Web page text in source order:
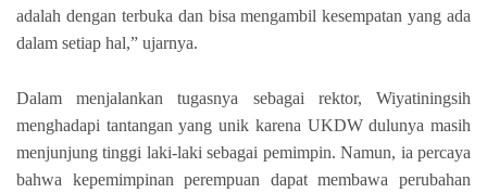
adalah dengan terbuka dan bisa mengambil kesempatan yang ada
dalam setiap hal,” ujarnya.
Dalam menjalankan tugasnya sebagai rektor, Wiyatiningsih
menghadapi tantangan yang unik karena UKDW dulunya masih
menjunjung tinggi laki-laki sebagai pemimpin. Namun, ia percaya
bahwa kepemimpinan perempuan dapat membawa perubahan